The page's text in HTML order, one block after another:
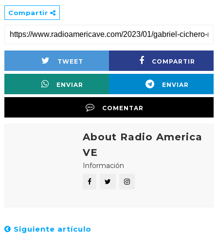
Compartir
TWEET COMPARTIR
ENVIAR ENVIAR
COMENTAR
About Radio America
VE
Información
Siguiente artículo